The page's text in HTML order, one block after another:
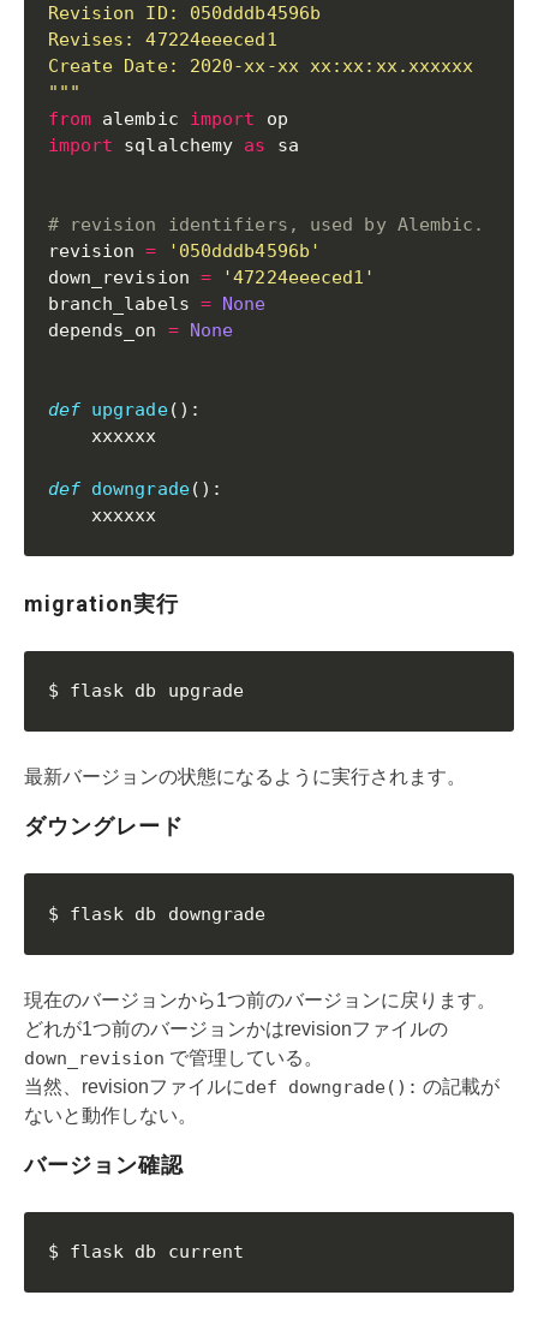
Revision ID: 050dddb4596b
Revises: 47224eeeced1
Create Date: 2020-xx-xx xx:xx:xx.xxxxxx
"""
from alembic import
import sqlalchemy as sa
# revision identifiers, used by Alembic.
revision =
'050dddb4596b'
down_revision =
'47224eeeced1'
branch_labels = None
depends_on = None
def upgrade( ) :
    xxxxxx
def downgrade( ) :
    xxxxxx
migration実行
$ flask db upgrade
最新バージョンの状態になるように実行されます。
ダウングレード
$ flask db downgrade
現在のバージョンから1つ前のバージョンに戻ります。
どれが1つ前のバージョンかはrevisionファイルの
down_revision で管理している。
当然、revisionファイルにdef downgrade(): の記載が
ないと動作しない。
バージョン確認
$ flask db current